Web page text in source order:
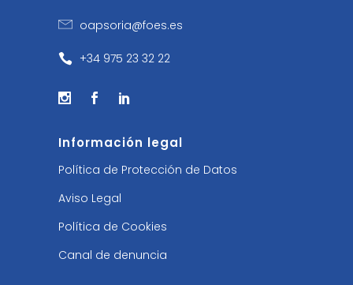
oapsoria@foes.es
+34 975 23 32 22
Información legal
Política de Protección de Datos
Aviso Legal
Política de Cookies
Canal de denuncia